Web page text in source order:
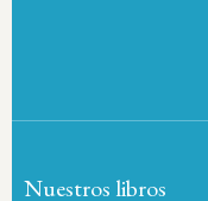
Nuestros libros